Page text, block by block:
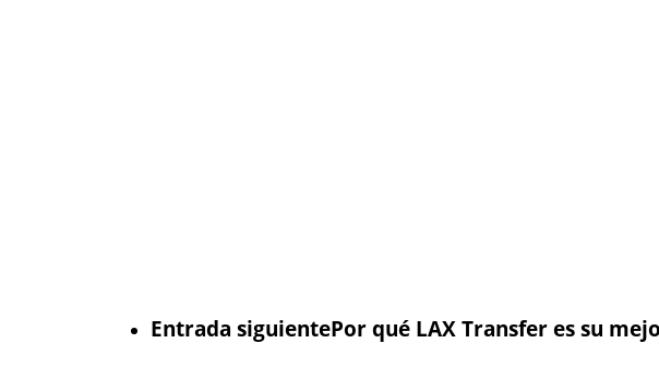
Entrada siguientePor qué LAX Transfer es su